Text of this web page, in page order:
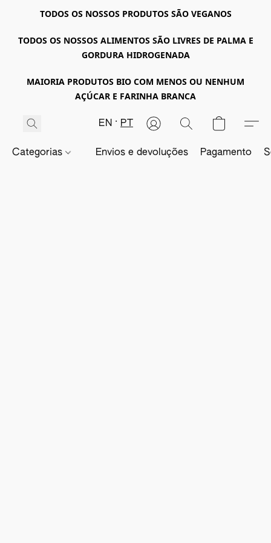
TODOS OS NOSSOS PRODUTOS SÃO VEGANOS
TODOS OS NOSSOS ALIMENTOS SÃO LIVRES DE PALMA E
GORDURA HIDROGENADA
MAIORIA PRODUTOS BIO COM MENOS OU NENHUM
AÇÚCAR E FARINHA BRANCA
EN PT
Categorias Envios e devoluções Pagamento